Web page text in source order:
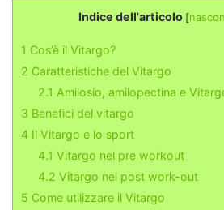
Indice dell'articolo [
1 Cos’è il Vitargo?
2 Caratteristiche del Vitargo
2.1 Amilosio, amilopectina e
3 Benefici del vitargo
4 Il Vitargo e lo sport
4.1 Vitargo nel pre workout
4.2 Vitargo nel post work-out
5 Come utilizzare il Vitargo